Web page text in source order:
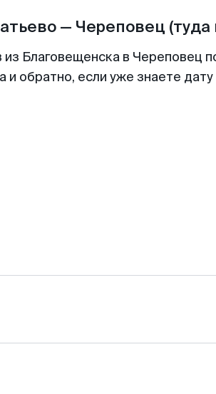
— Череповец (туда
Благовещенска в Череповец
обратно, если уже знаете